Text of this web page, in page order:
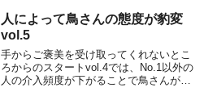
でしょうか。鳥さんはどうしても好きな
人にランキングをつRead More...
人によって鳥さんの態度が豹変
vol.5
手からご褒美を受け取ってくれないとこ
ろからのスタートvol.4では、No.1以外の
人の介入頻度が下がることで鳥さんがオ